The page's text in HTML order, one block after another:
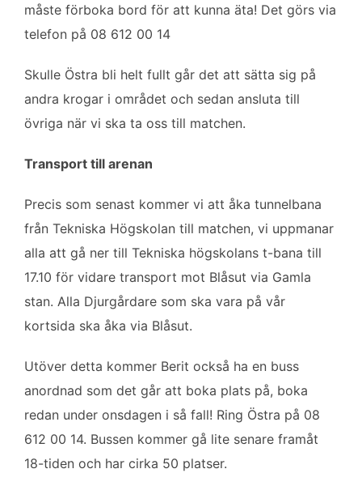
måste förboka bord för att kunna äta! Det görs via
telefon på 08 612 00 14
Skulle Östra bli helt fullt går det att sätta sig på
andra krogar i området och sedan ansluta till
övriga när vi ska ta oss till matchen.
Transport till arenan
Precis som senast kommer vi att åka tunnelbana
från Tekniska Högskolan till matchen, vi uppmanar
alla att gå ner till Tekniska högskolans t-bana till
17.10 för vidare transport mot Blåsut via Gamla
stan. Alla Djurgårdare som ska vara på vår
kortsida ska åka via Blåsut.
Utöver detta kommer Berit också ha en buss
anordnad som det går att boka plats på, boka
redan under onsdagen i så fall! Ring Östra på 08
612 00 14. Bussen kommer gå lite senare framåt
18-tiden och har cirka 50 platser.